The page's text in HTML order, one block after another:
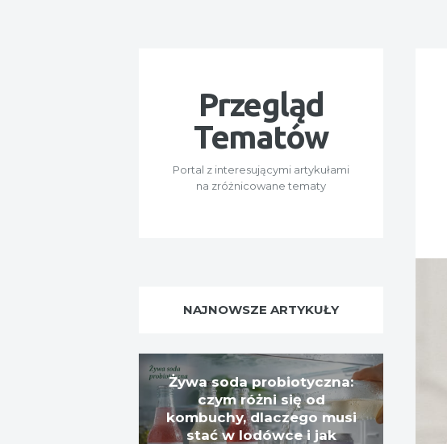
Przegląd
Tematów
Portal z interesującymi artykułami
na zróżnicowane tematy
NAJNOWSZE ARTYKUŁY
Żywa soda probiotyczna:
czym różni się od
kombuchy, dlaczego musi
stać w lodówce i jak